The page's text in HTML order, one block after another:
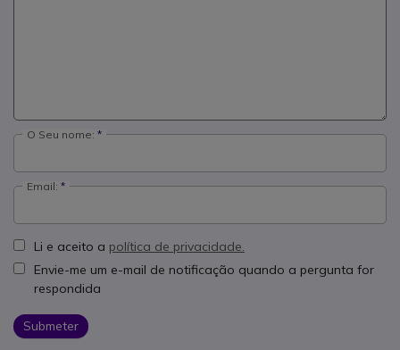
O Seu nome:
Email:
Li e aceito a política de privacidade.
Envie-me um e-mail de notificação quando a pergunta for
respondida
Submeter